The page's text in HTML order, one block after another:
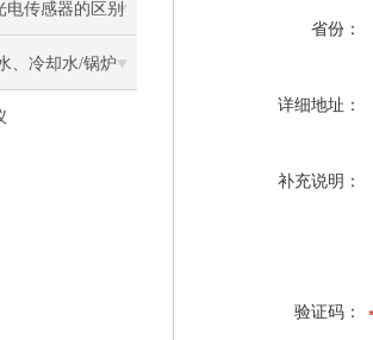
电传感器的区别
、冷却水/锅炉
省份：
详细地址：
补充说明：
验证码：